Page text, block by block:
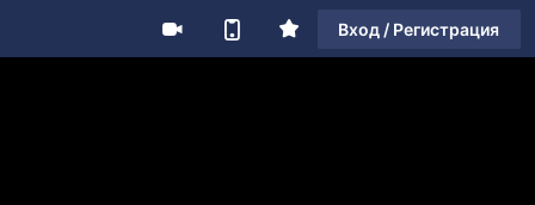
Вход / Регистрация